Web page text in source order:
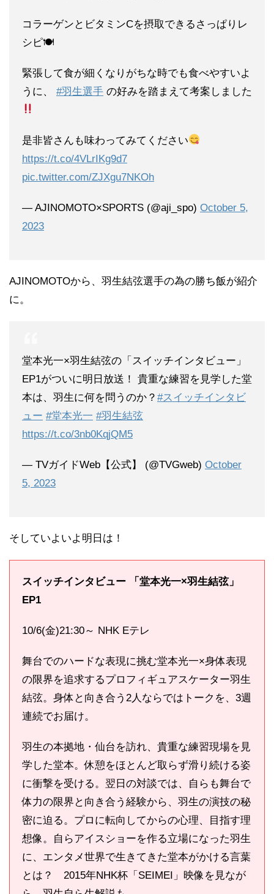
コラーゲンとビタミンCを摂取できるさっぱりレ
シピ🍽
緊張して食が細くなりがちな時でも食べやすいよ
うに、 #羽生選手 の好みを踏まえて考案しました
是非皆さんも味わってみてください
https://t.co/4VLrIKg9d7
pic.twitter.com/ZJXgu7NKOh
— AJINOMOTO×SPORTS (@aji_spo) October 5,
2023
AJINOMOTOから、羽生結弦選手の為の勝ち飯が紹介
に。
堂本光一×羽生結弦の「スイッチインタビュー」
EP1がついに明日放送！ 貴重な練習を見学した堂
本は、羽生に何を問うのか？ #スイッチインタビ
ュー #堂本光一 #羽生結弦
https://t.co/3nb0KqjQM5
— TVガイドWeb【公式】 (@TVGweb) October
5, 2023
そしていよいよ明日は！
スイッチインタビュー 「堂本光一×羽生結弦」
EP1
10/6(金)21:30～ NHK Eテレ
舞台でのハードな表現に挑む堂本光一×身体表現
の限界を追求するプロフィギュアスケーター羽生
結弦。身体と向き合う2人ならではトークを、3週
連続でお届け。
羽生の本拠地・仙台を訪れ、貴重な練習現場を見
学した堂本。休憩をほとんど取らず滑り続ける姿
に衝撃を受ける。翌日の対談では、自らも舞台で
体力の限界と向き合う経験から、羽生の演技の秘
密に迫る。プロに転向してからの心理、目指す理
想像。自らアイスショーを作る立場になった羽生
に、エンタメ世界で生きてきた堂本がかける言葉
とは？ 2015年NHK杯「SEIMEI」映像を見なが